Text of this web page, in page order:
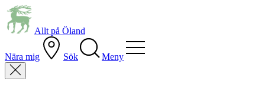
Allt på Öland
Nära mig Sök Meny